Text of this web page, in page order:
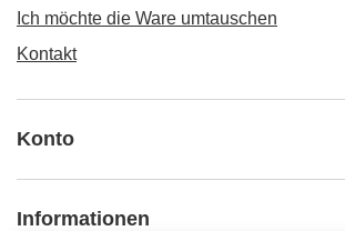
Ich möchte die Ware umtauschen
Kontakt
Konto
Informationen